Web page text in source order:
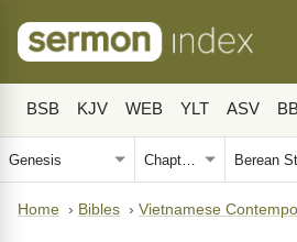
BSB KJV WEB YLT ASV
Home › Bibles › Vietnamese